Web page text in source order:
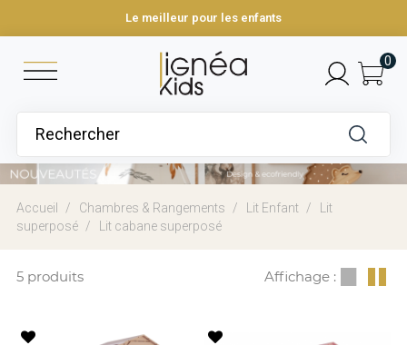
Le meilleur pour les enfants
0
Accueil Chambres & Rangements Lit Enfant
Lit
superposé
Lit cabane superposé
5 produits Affichage :